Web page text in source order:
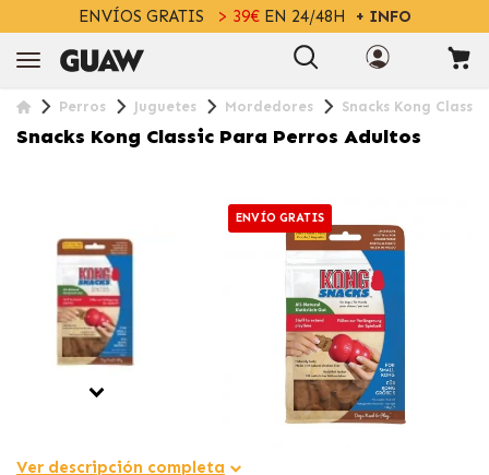
ENVÍOS GRATIS > 39€EN 24/48H + INFO
Perros Juguetes Mordedores Snacks Kong
Snacks Kong Classic Para Perros Adultos
ENVÍO GRATIS
Ver descripción completa